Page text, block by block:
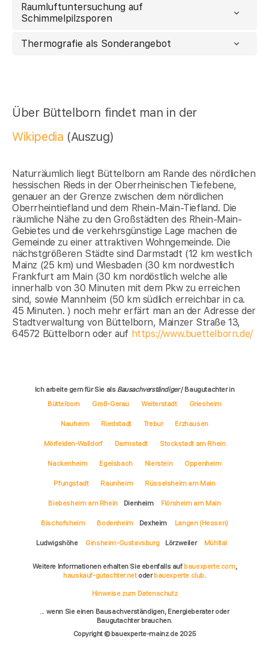
Raumluftuntersuchung auf
Schimmelpilzsporen
Thermografie als Sonderangebot
Über Büttelborn findet man in der
Wikipedia (Auszug)
Naturräumlich liegt Büttelborn am Rande des nördlichen
hessischen Rieds in der Oberrheinischen Tiefebene,
genauer an der Grenze zwischen dem nördlichen
Oberrheintiefland und dem Rhein-Main-Tiefland. Die
räumliche Nähe zu den Großstädten des Rhein-Main-
Gebietes und die verkehrsgünstige Lage machen die
Gemeinde zu einer attraktiven Wohngemeinde. Die
nächstgrößeren Städte sind Darmstadt (12 km westlich
Mainz (25 km) und Wiesbaden (30 km nordwestlich
Frankfurt am Main (30 km nordöstlich welche alle
innerhalb von 30 Minuten mit dem Pkw zu erreichen
sind, sowie Mannheim (50 km südlich erreichbar in ca.
45 Minuten. ) noch mehr erfärt man an der Adresse der
Stadtverwaltung von Büttelborn, Mainzer Straße 13,
64572 Büttelborn oder auf https://www.buettelborn.de/
Ich arbeite gern für Sie als Bausachverständiger/ Baugutachter in
Büttelborn
Groß-Gerau Weiterstadt Griesheim
Nauheim Riedstadt Trebur Erzhausen
Mörfelden-Walldorf Darmstadt Stockstadt am Rhein
Nackenheim Egelsbach Nierstein Oppenheim
Pfungstadt Raunheim Rüsselsheim am Main
Biebesheim am Rhein Dienheim Flörsheim am Main
Bischofsheim Bodenheim Dexheim Langen (Hessen)
Ludwigshöhe Ginsheim-Gustavsburg Lörzweiler Mühltal
Weitere Informationen erhalten Sie ebenfalls auf bauexperte.com,
hauskauf-gutachter.netoderbauexperte.club.
Hinweise zum Datenschutz
... wenn Sie einen Bausachverständigen, Energieberater oder
Baugutachter brauchen.
Copyright © bauexperte-mainz.de 2025